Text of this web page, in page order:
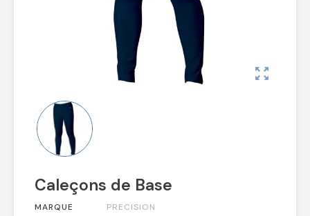
zoom_out_map
Caleçons de Base
MARQUE
PRECISION